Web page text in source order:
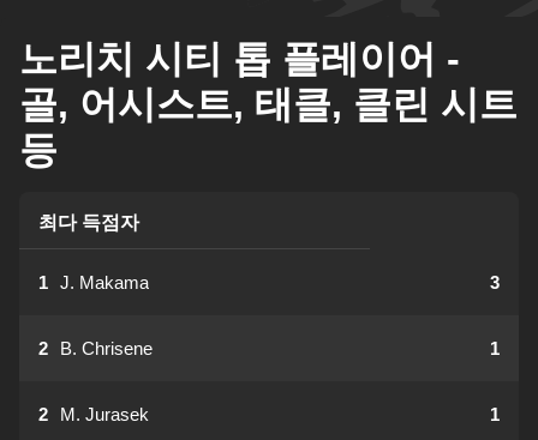
노리치 시티 톱 플레이어 -
골, 어시스트, 태클, 클린 시트
등
최다 득점자
1 J. Makama 3
2 B. Chrisene 1
2 M. Jurasek 1